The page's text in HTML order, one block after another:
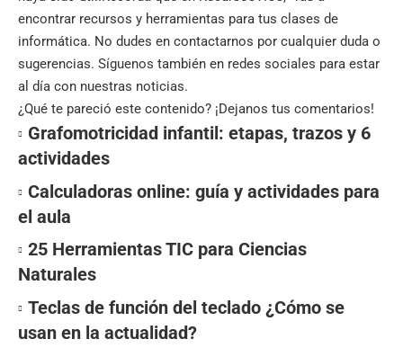
encontrar recursos y herramientas para tus clases de
informática. No dudes en contactarnos por cualquier duda o
sugerencias. Síguenos también en redes sociales para estar
al día con nuestras noticias.
¿Qué te pareció este contenido? ¡Dejanos tus comentarios!
Grafomotricidad infantil: etapas, trazos y 6
actividades
Calculadoras online: guía y actividades para
el aula
25 Herramientas TIC para Ciencias
Naturales
Teclas de función del teclado ¿Cómo se
usan en la actualidad?